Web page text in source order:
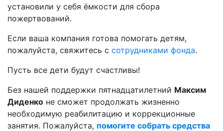
установили у себя ёмкости для сбора
пожертвований.
Если ваша компания готова помогать детям,
пожалуйста, свяжитесь с сотрудниками фонда.
Пусть все дети будут счастливы!
Без нашей поддержки пятнадцатилетний Максим
Диденко не сможет продолжать жизненно
необходимую реабилитацию и коррекционные
занятия. Пожалуйста, помогите собрать средства